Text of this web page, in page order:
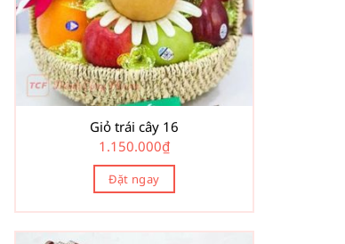
Giỏ trái cây 16
1.150.000₫
Đặt ngay